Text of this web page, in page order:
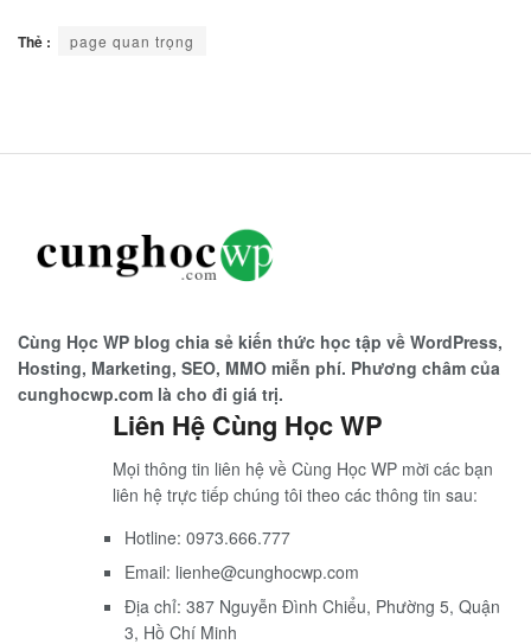
Thẻ : page quan trọng
Cùng Học WP blog chia sẻ kiến thức học tập về WordPress,
Hosting, Marketing, SEO, MMO miễn phí. Phương châm của
cunghocwp.com là cho đi giá trị.
Liên Hệ Cùng Học WP
Mọi thông tin liên hệ về Cùng Học WP mời các bạn
liên hệ trực tiếp chúng tôi theo các thông tin sau:
Hotline: 0973.666.777
Email: lienhe@cunghocwp.com
Địa chỉ: 387 Nguyễn Đình Chiểu, Phường 5, Quận
3, Hồ Chí Minh